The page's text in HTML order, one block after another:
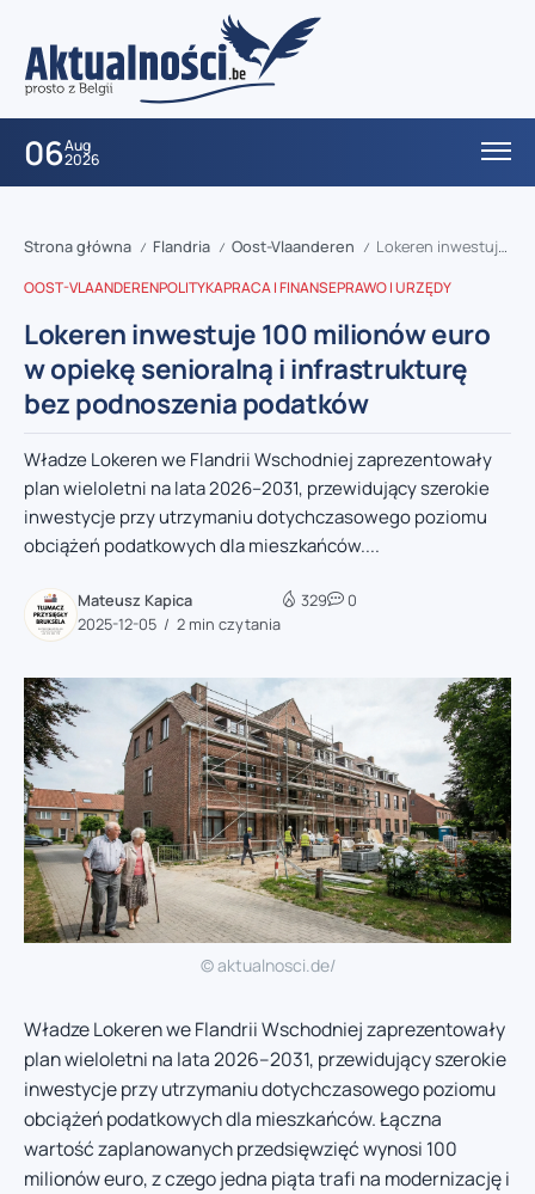
06Aug
2026
Strona główna / Flandria / Oost-Vlaanderen / Lokeren inwestuje 100 milionów euro w opiekę senioralną i infrastrukturę bez podnoszenia podatków
OOST-VLAANDERENPOLITYKAPRACA I FINANSEPRAWO I URZĘDY
Lokeren inwestuje 100 milionów euro
w opiekę senioralną i infrastrukturę
bez podnoszenia podatków
Władze Lokeren we Flandrii Wschodniej zaprezentowały
plan wieloletni na lata 2026–2031, przewidujący szerokie
inwestycje przy utrzymaniu dotychczasowego poziomu
obciążeń podatkowych dla mieszkańców....
Mateusz Kapica
2025-12-05
2 min czytania
329 0
© aktualnosci.de/
Władze Lokeren we Flandrii Wschodniej zaprezentowały
plan wieloletni na lata 2026–2031, przewidujący szerokie
inwestycje przy utrzymaniu dotychczasowego poziomu
obciążeń podatkowych dla mieszkańców. Łączna
wartość zaplanowanych przedsięwzięć wynosi 100
milionów euro, z czego jedna piąta trafi na modernizację i